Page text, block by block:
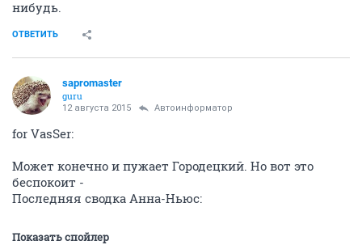
нибудь.
ОТВЕТИТЬ
sapromaster
guru
12 августа 2015 Автоинформатор
for VasSer:
Может конечно и пужает Городецкий. Но вот это
беспокоит -
Последняя сводка Анна-Ньюс:
Показать спойлер